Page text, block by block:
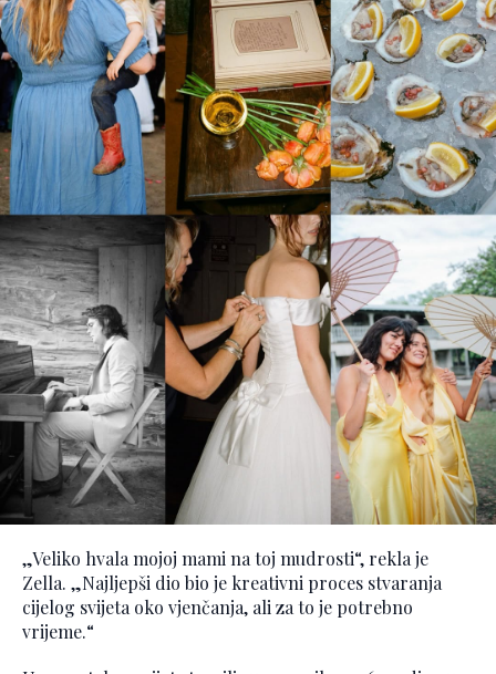
„Veliko hvala mojoj mami na toj mudrosti“, rekla je
Zella. „Najljepši dio bio je kreativni proces stvaranja
cijelog svijeta oko vjenčanja, ali za to je potrebno
vrijeme.“